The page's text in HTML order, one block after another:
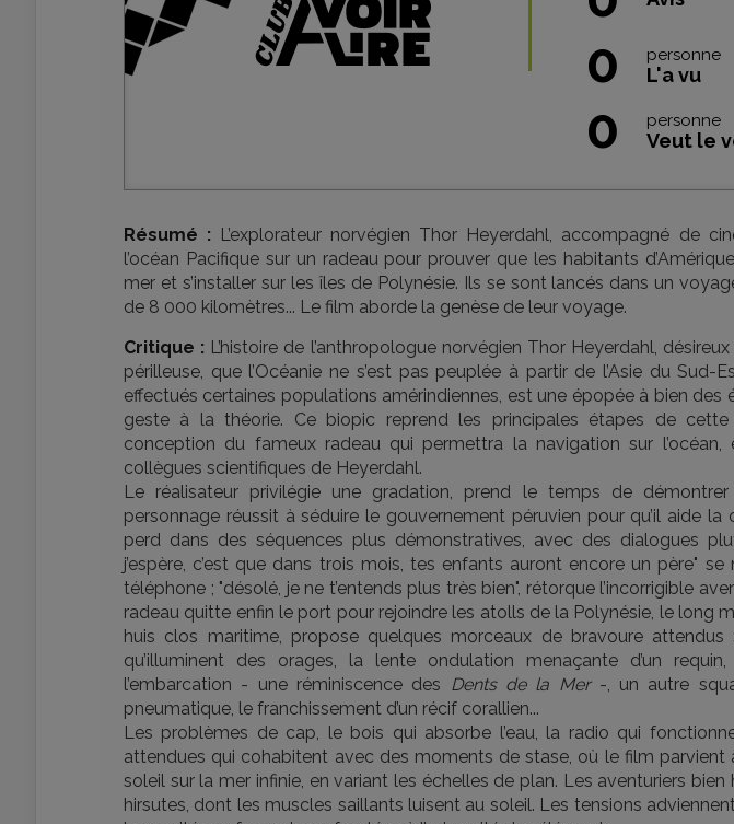
0 personne
L'a vu
0 personne
Veut le
Résumé : L’explorateur norvégien Thor Heyerdahl, accompagné de
l’océan Pacifique sur un radeau pour prouver que les habitants
mer et s’installer sur les îles de Polynésie. Ils se sont lancés dans un
de 8 000 kilomètres... Le film aborde la genèse de leur voyage.
Critique : L’histoire de l’anthropologue norvégien Thor Heyerdahl,
périlleuse, que l’Océanie ne s’est pas peuplée à partir de l’Asie du Sud-
effectués certaines populations amérindiennes, est une épopée à bien des
geste à la théorie. Ce biopic reprend les principales étapes de
conception du fameux radeau qui permettra la navigation sur l’océan,
collègues scientifiques de Heyerdahl.
Le réalisateur privilégie une gradation, prend le temps de
personnage réussit à séduire le gouvernement péruvien pour qu’il aide
perd dans des séquences plus démonstratives, avec des dialogues
j’espère, c’est que dans trois mois, tes enfants auront encore un père"
téléphone ; "désolé, je ne t’entends plus très bien", rétorque l’incorrigible
radeau quitte enfin le port pour rejoindre les atolls de la Polynésie, le long
huis clos maritime, propose quelques morceaux de bravoure
qu’illuminent des orages, la lente ondulation menaçante d’un
l’embarcation - une réminiscence des Dents de la Mer-, un autre
pneumatique, le franchissement d’un récif corallien...
Les problèmes de cap, le bois qui absorbe l’eau, la radio qui
attendues qui cohabitent avec des moments de stase, où le film
soleil sur la mer infinie, en variant les échelles de plan. Les aventuriers
hirsutes, dont les muscles saillants luisent au soleil. Les tensions